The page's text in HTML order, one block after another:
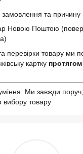
замовлення та
Новою Поштою
перевірки товару ми
картку
Ми завжди
вибору товару